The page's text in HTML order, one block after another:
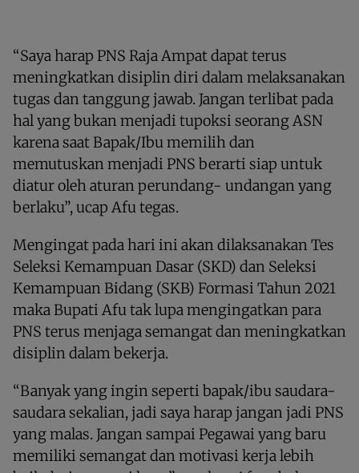
“Saya harap PNS Raja Ampat dapat terus
meningkatkan disiplin diri dalam melaksanakan
tugas dan tanggung jawab. Jangan terlibat pada
hal yang bukan menjadi tupoksi seorang ASN
karena saat Bapak/Ibu memilih dan
memutuskan menjadi PNS berarti siap untuk
diatur oleh aturan perundang- undangan yang
berlaku”, ucap Afu tegas.
Mengingat pada hari ini akan dilaksanakan Tes
Seleksi Kemampuan Dasar (SKD) dan Seleksi
Kemampuan Bidang (SKB) Formasi Tahun 2021
maka Bupati Afu tak lupa mengingatkan para
PNS terus menjaga semangat dan meningkatkan
disiplin dalam bekerja.
“Banyak yang ingin seperti bapak/ibu saudara-
saudara sekalian, jadi saya harap jangan jadi PNS
yang malas. Jangan sampai Pegawai yang baru
memiliki semangat dan motivasi kerja lebih